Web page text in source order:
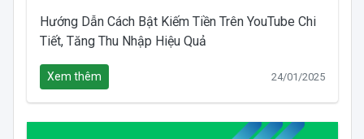
Hướng Dẫn Cách Bật Kiếm Tiền Trên YouTube Chi
Tiết, Tăng Thu Nhập Hiệu Quả
Xem thêm 24/01/2025